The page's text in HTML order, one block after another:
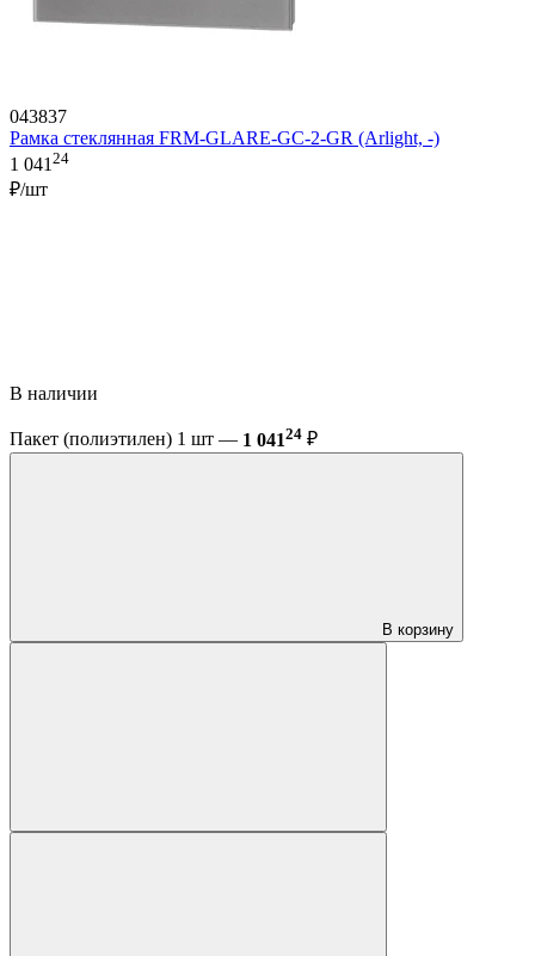
043837
Рамка стеклянная FRM-GLARE-GC-2-GR (Arlight, -)
1 04124
₽/шт
В наличии
Пакет (полиэтилен) 1 шт — 1 04124 ₽
В корзину